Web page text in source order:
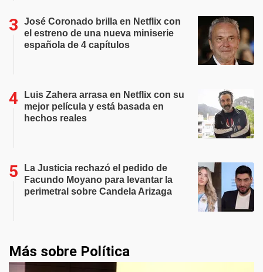
José Coronado brilla en Netflix con
el estreno de una nueva miniserie
española de 4 capítulos
Luis Zahera arrasa en Netflix con su
mejor película y está basada en
hechos reales
La Justicia rechazó el pedido de
Facundo Moyano para levantar la
perimetral sobre Candela Arizaga
Más sobre Política